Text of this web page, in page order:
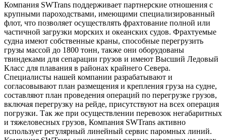
Компания SWTrans поддерживает партнерские отношения с
крупными пароходствами, имеющими специализированный
флот, что позволяет осуществлять фрахтование полной или
частичной загрузки морских и океанских судов. Фрахтуемые
судна имеют собственные краны, способные перегрузить
грузы массой до 1800 тонн, также они оборудованы
твиндеками для сепарации грузов и имеют Высший Ледовый
Класс для плавания в районах крайнего Севера.
Специалисты нашей компании разрабатывают и
согласовывают план размещения и крепления груза на судне,
составляют план проведения операций по перегрузке грузов,
включая перегрузку на рейде, присутствуют на всех операция
погрузки. Так же при осуществлении перевозок негабаритных
и тяжеловесных грузов, Компания SWTrans активно
использует регулярный линейный сервис паромных линий.